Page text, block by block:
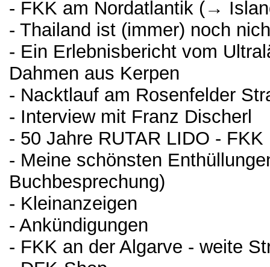
- FKK am Nordatlantik (→
- Thailand ist (immer) noch
- Ein Erlebnisbericht vom
Dahmen aus Kerpen
- Nacktlauf am Rosenfelder
- Interview mit Franz Discherl
- 50 Jahre RUTAR LIDO -
- Meine schönsten
Buchbesprechung)
- Kleinanzeigen
- Ankündigungen
- FKK an der Algarve - weite